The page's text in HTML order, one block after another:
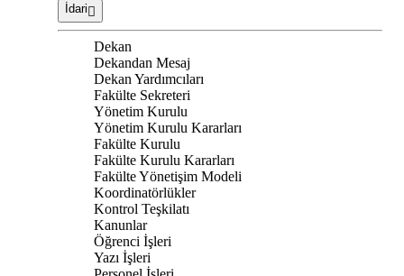
İdari
Dekan
Dekandan Mesaj
Dekan Yardımcıları
Fakülte Sekreteri
Yönetim Kurulu
Yönetim Kurulu Kararları
Fakülte Kurulu
Fakülte Kurulu Kararları
Fakülte Yönetişim Modeli
Koordinatörlükler
Kontrol Teşkilatı
Kanunlar
Öğrenci İşleri
Yazı İşleri